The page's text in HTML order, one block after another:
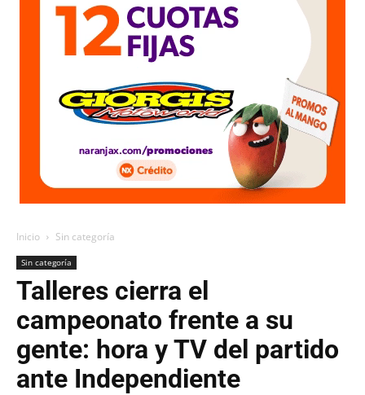
Inicio Sin categoría
Sin categoría
Talleres cierra el
campeonato frente a su
gente: hora y TV del partido
ante Independiente